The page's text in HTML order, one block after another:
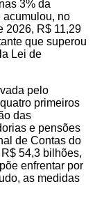
3% da
acumulou, no
2026, R$ 11,29
que superou
Lei de
pelo
primeiros
das
e pensões
de Contas do
54,3 bilhões,
enfrentar por
as medidas